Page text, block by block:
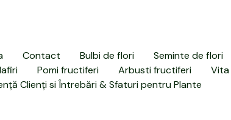
Contact Bulbi de flori Seminte de flori
Pomi fructiferi Arbusti fructiferi Vita
Clienți si Întrebări & Sfaturi pentru Plante